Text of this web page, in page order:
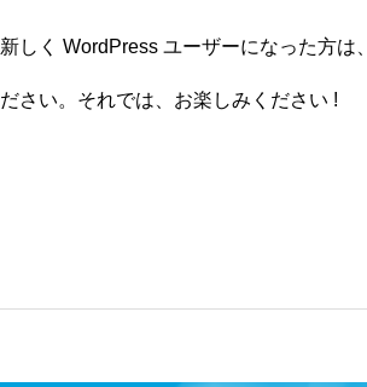
JOIN US
新しく WordPress ユーザーになった方は、
ださい。それでは、お楽しみください !